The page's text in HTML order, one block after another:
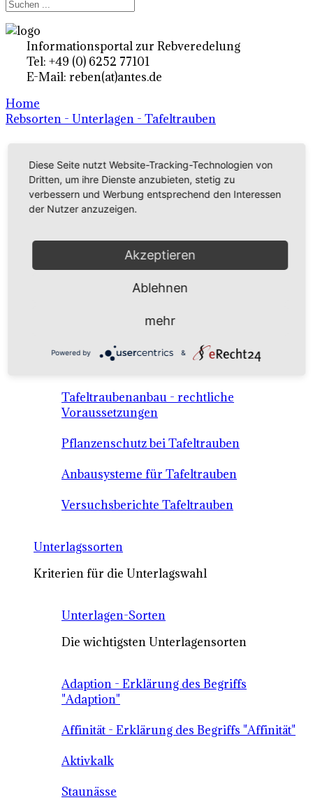
Informationsportal zur Rebveredelung
Tel: +49 (0) 6252 77101
E-Mail: reben(at)antes.de
Home
Rebsorten - Unterlagen - Tafeltrauben
Ertragsrebsorten A-Z
in Deutschland
Anbausysteme & Recht
Tafeltrauben A-Z Sortenbeschreibungen
Tafeltraubenanbau - rechtliche
Voraussetzungen
Pflanzenschutz bei Tafeltrauben
Anbausysteme für Tafeltrauben
Versuchsberichte Tafeltrauben
Unterlagssorten
Kriterien für die Unterlagswahl
Unterlagen-Sorten
Die wichtigsten Unterlagensorten
Adaption - Erklärung des Begriffs
"Adaption"
Affinität - Erklärung des Begriffs "Affinität"
Aktivkalk
Staunässe
Diese Seite nutzt Website-Tracking-Technologien von
Dritten, um ihre Dienste anzubieten, stetig zu
verbessern und Werbung entsprechend den Interessen
der Nutzer anzuzeigen.
Akzeptieren
Ablehnen
mehr
Powered by &